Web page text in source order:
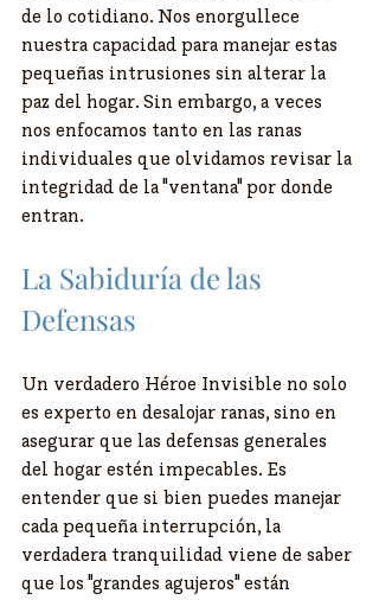
de lo cotidiano. Nos enorgullece
nuestra capacidad para manejar estas
pequeñas intrusiones sin alterar la
paz del hogar. Sin embargo, a veces
nos enfocamos tanto en las ranas
individuales que olvidamos revisar la
integridad de la "ventana" por donde
entran.
​La Sabiduría de las
Defensas
​Un verdadero Héroe Invisible no solo
es experto en desalojar ranas, sino en
asegurar que las defensas generales
del hogar estén impecables. Es
entender que si bien puedes manejar
cada pequeña interrupción, la
verdadera tranquilidad viene de saber
que los "grandes agujeros" están